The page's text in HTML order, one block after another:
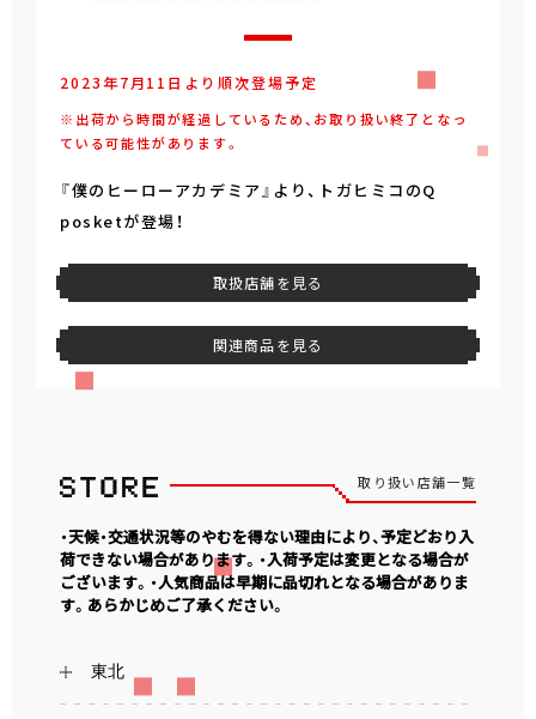
2023年7月11日より順次登場予定
※出荷から時間が経過しているため、お取り扱い終了となっ
ている可能性があります。
『僕のヒーローアカデミア』より、トガヒミコのQ
posketが登場！
取扱店舗を見る
関連商品を見る
取り扱い店舗一覧
・天候・交通状況等のやむを得ない理由により、予定どおり入
荷できない場合があります。・入荷予定は変更となる場合が
ございます。・人気商品は早期に品切れとなる場合がありま
す。あらかじめご了承ください。
東北